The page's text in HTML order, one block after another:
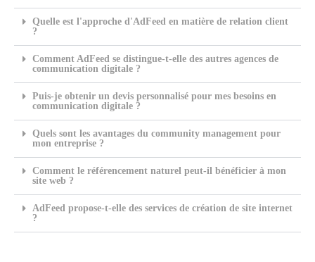
Quelle est l'approche d'AdFeed en matière de relation client
?
Comment AdFeed se distingue-t-elle des autres agences de
communication digitale ?
Puis-je obtenir un devis personnalisé pour mes besoins en
communication digitale ?
Quels sont les avantages du community management pour
mon entreprise ?
Comment le référencement naturel peut-il bénéficier à mon
site web ?
AdFeed propose-t-elle des services de création de site internet
?